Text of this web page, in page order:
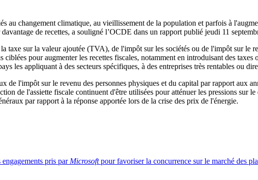
au changement climatique, au vieillissement de la population et parfois à
de recettes, a souligné l’OCDE dans un rapport publié jeudi 11
taxe sur la valeur ajoutée (TVA), de l'impôt sur les sociétés ou de l'impôt sur le
pour augmenter les recettes fiscales, notamment en introduisant des taxes
les appliquant à des secteurs spécifiques, à des entreprises très rentables ou
l'impôt sur le revenu des personnes physiques et du capital par rapport aux
de l'assiette fiscale continuent d'être utilisées pour atténuer les pressions sur
par rapport à la réponse apportée lors de la crise des prix de l'énergie.
pris par Microsoftpour favoriser la concurrence sur le marché des